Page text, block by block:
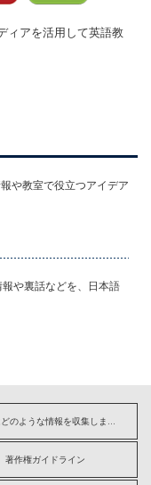
ィアを活用して英語教
や教室で役立つアイデア
や裏話などを、日本語
OUPはどのような情報を収集しますか?
著作権ガイドライン